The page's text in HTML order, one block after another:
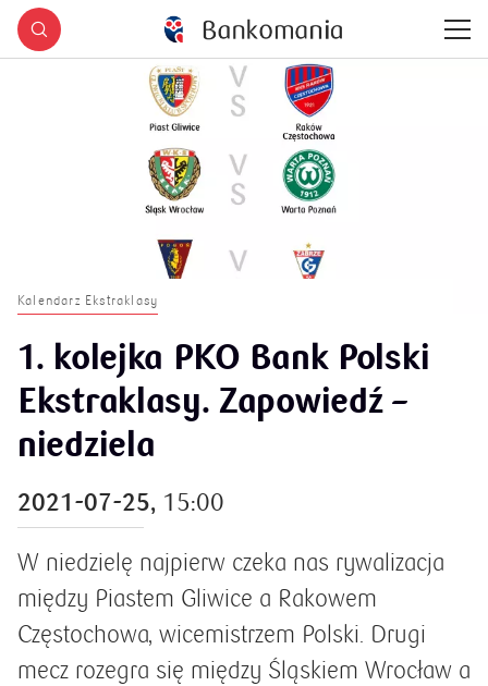
Kalendarz Ekstraklasy
1. kolejka PKO Bank Polski
Ekstraklasy. Zapowiedź –
niedziela
2021-07-25, 15:00
W niedzielę najpierw czeka nas rywalizacja
między Piastem Gliwice a Rakowem
Częstochowa, wicemistrzem Polski. Drugi
mecz rozegra się między Śląskiem Wrocław a